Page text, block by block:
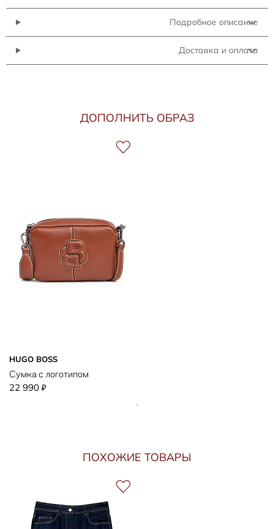
Подробное описание
Доставка и оплата
ДОПОЛНИТЬ ОБРАЗ
HUGO BOSS
Сумка с логотипом
22 990 ₽
ПОХОЖИЕ ТОВАРЫ